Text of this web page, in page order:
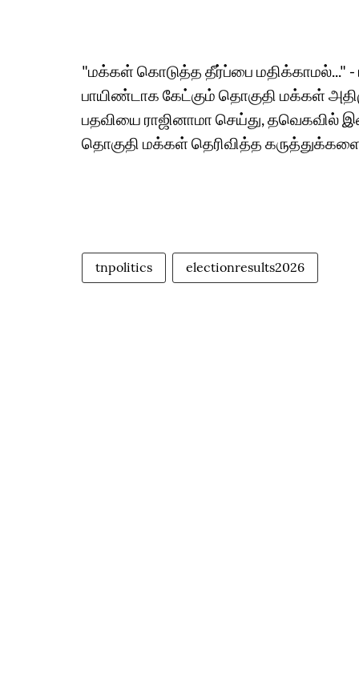
"மக்கள் கொடுத்த தீர்ப்பை மதிக்காமல்..."
பாயிண்டாக கேட்கும் தொகுதி மக்கள்
பதவியை ராஜினாமா செய்து, தவெகவில்
தொகுதி மக்கள் தெரிவித்த
tnpolitics electionresults2026